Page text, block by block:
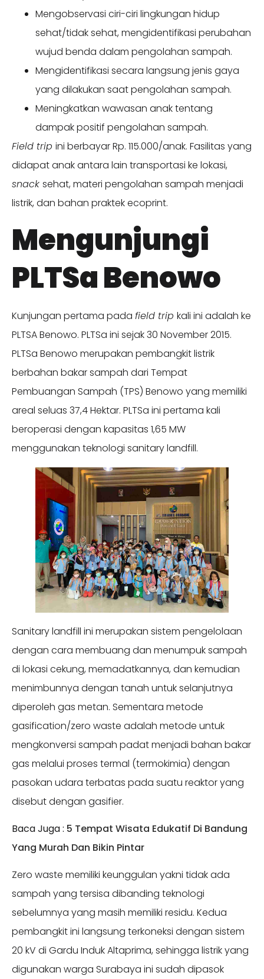
Mengobservasi ciri-ciri lingkungan hidup
sehat/tidak sehat, mengidentifikasi perubahan
wujud benda dalam pengolahan sampah.
Mengidentifikasi secara langsung jenis gaya
yang dilakukan saat pengolahan sampah.
Meningkatkan wawasan anak tentang
dampak positif pengolahan sampah.
Field trip ini berbayar Rp. 115.000/anak. Fasilitas yang
didapat anak antara lain transportasi ke lokasi,
snack sehat, materi pengolahan sampah menjadi
listrik, dan bahan praktek ecoprint.
Mengunjungi
PLTSa Benowo
Kunjungan pertama pada field trip kali ini adalah ke
PLTSA Benowo. PLTSa ini sejak 30 November 2015.
PLTSa Benowo merupakan pembangkit listrik
berbahan bakar sampah dari Tempat
Pembuangan Sampah (TPS) Benowo yang memiliki
areal seluas 37,4 Hektar. PLTSa ini pertama kali
beroperasi dengan kapasitas 1,65 MW
menggunakan teknologi sanitary landfill.
Sanitary landfill ini merupakan sistem pengelolaan
dengan cara membuang dan menumpuk sampah
di lokasi cekung, memadatkannya, dan kemudian
menimbunnya dengan tanah untuk selanjutnya
diperoleh gas metan. Sementara metode
gasification/zero waste adalah metode untuk
mengkonversi sampah padat menjadi bahan bakar
gas melalui proses termal (termokimia) dengan
pasokan udara terbatas pada suatu reaktor yang
disebut dengan gasifier.
Baca Juga : 5 Tempat Wisata Edukatif Di Bandung
Yang Murah Dan Bikin Pintar
Zero waste memiliki keunggulan yakni tidak ada
sampah yang tersisa dibanding teknologi
sebelumnya yang masih memiliki residu. Kedua
pembangkit ini langsung terkoneksi dengan sistem
20 kV di Gardu Induk Altaprima, sehingga listrik yang
digunakan warga Surabaya ini sudah dipasok